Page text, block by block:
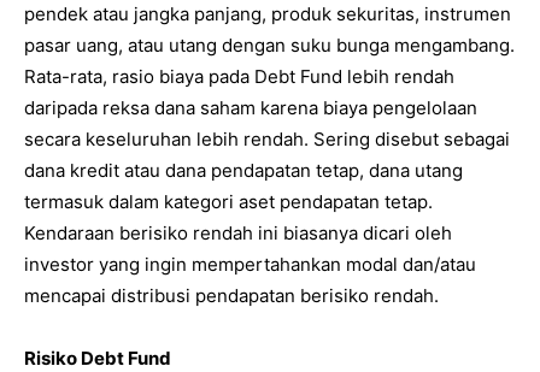
pendek atau jangka panjang, produk sekuritas, instrumen
pasar uang, atau utang dengan suku bunga mengambang.
Rata-rata, rasio biaya pada Debt Fund lebih rendah
daripada reksa dana saham karena biaya pengelolaan
secara keseluruhan lebih rendah. Sering disebut sebagai
dana kredit atau dana pendapatan tetap, dana utang
termasuk dalam kategori aset pendapatan tetap.
Kendaraan berisiko rendah ini biasanya dicari oleh
investor yang ingin mempertahankan modal dan/atau
mencapai distribusi pendapatan berisiko rendah.
Risiko Debt Fund